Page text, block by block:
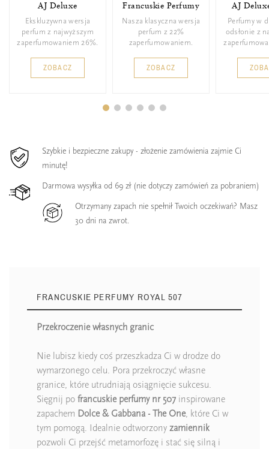
AJ Deluxe
Ekskluzywna wersja
perfum z najwyższym
zaperfumowaniem 26%.
ZOBACZ
Francuskie Perfumy
Nasza klasyczna wersja
perfum z 22%
zaperfumowaniem.
ZOBACZ
AJ
Perfumy w
odsłonie z
Szybkie i bezpieczne zakupy - złożenie zamówienia zajmie Ci
minutę!
Darmowa wysyłka od 69 zł (nie dotyczy zamówień za pobraniem)
Otrzymany zapach nie spełnił Twoich oczekiwań? Masz
30 dni na zwrot.
FRANCUSKIE PERFUMY ROYAL 507
Przekroczenie własnych granic
Nie lubisz kiedy coś przeszkadza Ci w drodze do
wymarzonego celu. Pora przekroczyć własne
granice, które utrudniają osiągnięcie sukcesu.
Sięgnij po francuskie perfumy nr 507 inspirowane
zapachem Dolce & Gabbana - The One, które Ci w
tym pomogą. Idealnie odtworzony zamiennik
pozwoli Ci przejść metamorfozę i stać się silną i